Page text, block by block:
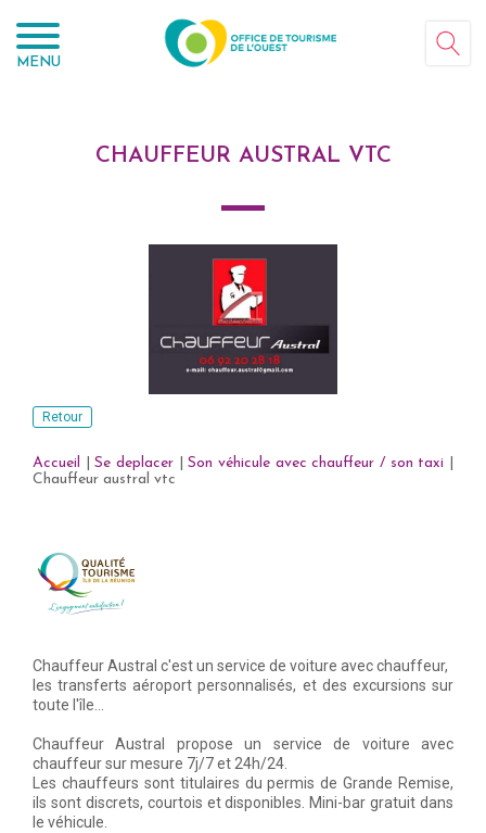
MENU
CHAUFFEUR AUSTRAL VTC
Retour
Accueil |Se deplacer |Son véhicule avec chauffeur / son taxi
Chauffeur austral vtc
Chauffeur Austral c'est un service de voiture avec chauffeur,
les transferts aéroport personnalisés, et des excursions sur
toute l'île...
Chauffeur Austral propose un service de voiture avec
chauffeur sur mesure 7j/7 et 24h/24.
Les chauffeurs sont titulaires du permis de Grande Remise,
ils sont discrets, courtois et disponibles. Mini-bar gratuit dans
le véhicule.